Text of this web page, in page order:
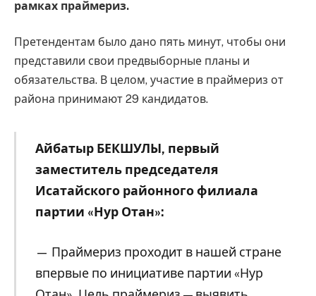
рамках праймериз.
Претендентам было дано пять минут, чтобы они
представили свои предвыборные планы и
обязательства. В целом, участие в праймериз от
района принимают 29 кандидатов.
Айбатыр БЕКШУЛЫ, первый
заместитель председателя
Исатайского районного филиала
партии «Нур Отан»:
— Праймериз проходит в нашей стране
впервые по инициативе партии «Нур